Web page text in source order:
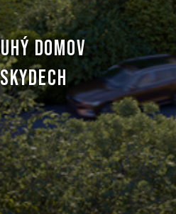
DOMOV